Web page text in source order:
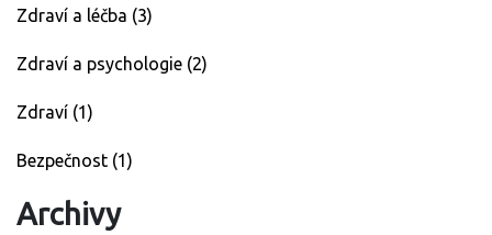
Zdraví a léčba (3)
Zdraví a psychologie (2)
Zdraví (1)
Bezpečnost (1)
Archivy